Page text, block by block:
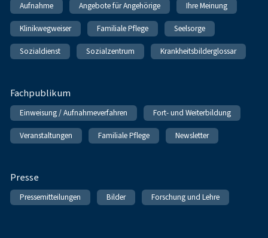
Aufnahme Angebote für Angehörige Ihre Meinung
Klinikwegweiser Familiale Pflege Seelsorge
Sozialdienst Sozialzentrum Krankheitsbilderglossar
Fachpublikum
Einweisung / Aufnahmeverfahren Fort- und Weiterbildung
Veranstaltungen Familiale Pflege Newsletter
Presse
Pressemitteilungen Bilder Forschung und Lehre